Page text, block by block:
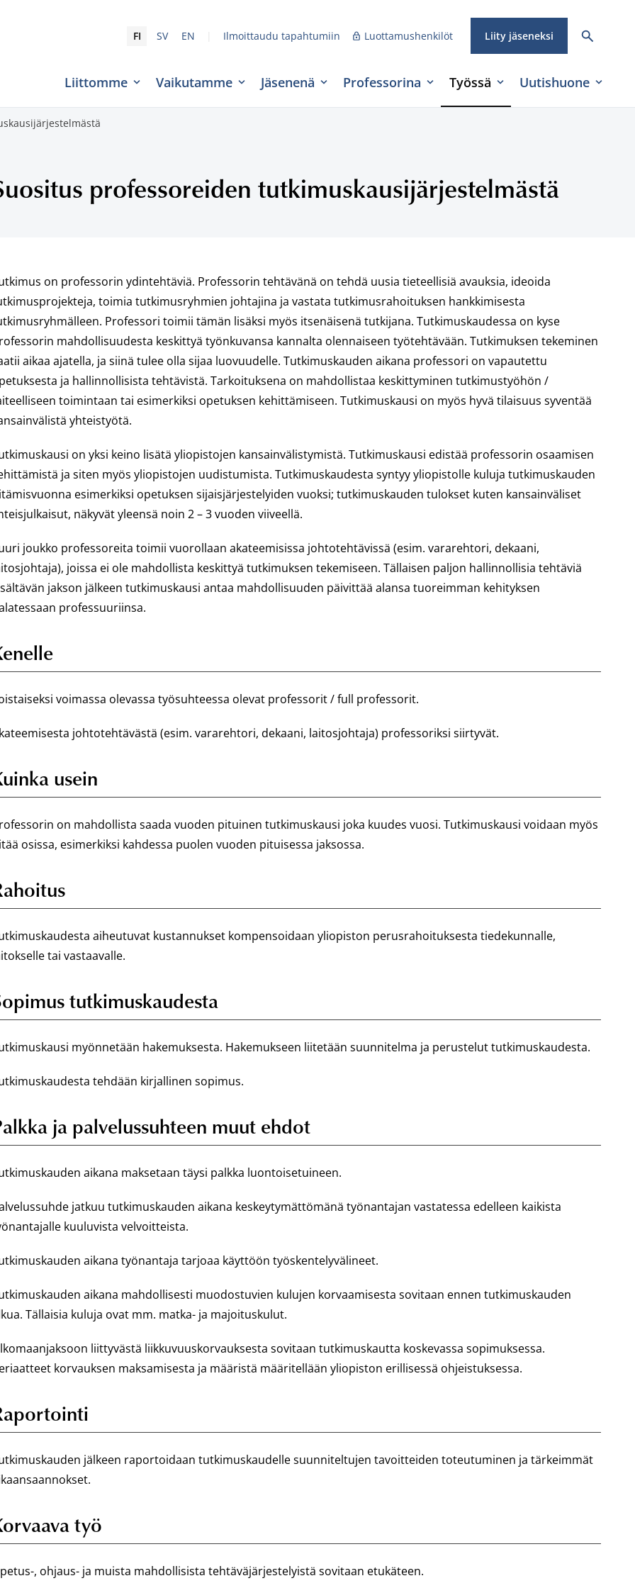
FI SV EN Ilmoittaudu tapahtumiin Luottamushenkilöt Liity jäseneksi
Liittomme Vaikutamme Jäsenenä Professorina Työssä Uutishuone
professoreiden tutkimuskausijärjestelmästä
on professorin ydintehtäviä. Professorin tehtävänä on tehdä uusia tieteellisiä avauksia, ideoida
toimia tutkimusryhmien johtajina ja vastata tutkimusrahoituksen hankkimisesta
Professori toimii tämän lisäksi myös itsenäisenä tutkijana. Tutkimuskaudessa on kyse
mahdollisuudesta keskittyä työnkuvansa kannalta olennaiseen työtehtävään. Tutkimuksen tekeminen
aikaa ajatella, ja siinä tulee olla sijaa luovuudelle. Tutkimuskauden aikana professori on vapautettu
ja hallinnollisista tehtävistä. Tarkoituksena on mahdollistaa keskittyminen tutkimustyöhön /
toimintaan tai esimerkiksi opetuksen kehittämiseen. Tutkimuskausi on myös hyvä tilaisuus syventää
yhteistyötä.
on yksi keino lisätä yliopistojen kansainvälistymistä. Tutkimuskausi edistää professorin osaamisen
ja siten myös yliopistojen uudistumista. Tutkimuskaudesta syntyy yliopistolle kuluja tutkimuskauden
esimerkiksi opetuksen sijaisjärjestelyiden vuoksi; tutkimuskauden tulokset kuten kansainväliset
näkyvät yleensä noin 2 – 3 vuoden viiveellä.
joukko professoreita toimii vuorollaan akateemisissa johtotehtävissä (esim. vararehtori, dekaani,
joissa ei ole mahdollista keskittyä tutkimuksen tekemiseen. Tällaisen paljon hallinnollisia tehtäviä
jakson jälkeen tutkimuskausi antaa mahdollisuuden päivittää alansa tuoreimman kehityksen
professuuriinsa.
voimassa olevassa työsuhteessa olevat professorit / full professorit.
johtotehtävästä (esim. vararehtori, dekaani, laitosjohtaja) professoriksi siirtyvät.
usein
on mahdollista saada vuoden pituinen tutkimuskausi joka kuudes vuosi. Tutkimuskausi voidaan myös
osissa, esimerkiksi kahdessa puolen vuoden pituisessa jaksossa.
aiheutuvat kustannukset kompensoidaan yliopiston perusrahoituksesta tiedekunnalle,
tai vastaavalle.
tutkimuskaudesta
myönnetään hakemuksesta. Hakemukseen liitetään suunnitelma ja perustelut tutkimuskaudesta.
tehdään kirjallinen sopimus.
ja palvelussuhteen muut ehdot
aikana maksetaan täysi palkka luontoisetuineen.
jatkuu tutkimuskauden aikana keskeytymättömänä työnantajan vastatessa edelleen kaikista
kuuluvista velvoitteista.
aikana työnantaja tarjoaa käyttöön työskentelyvälineet.
aikana mahdollisesti muodostuvien kulujen korvaamisesta sovitaan ennen tutkimuskauden
Tällaisia kuluja ovat mm. matka- ja majoituskulut.
liittyvästä liikkuvuuskorvauksesta sovitaan tutkimuskautta koskevassa sopimuksessa.
korvauksen maksamisesta ja määristä määritellään yliopiston erillisessä ohjeistuksessa.
jälkeen raportoidaan tutkimuskaudelle suunniteltujen tavoitteiden toteutuminen ja tärkeimmät
työ
, ohjaus- ja muista mahdollisista tehtäväjärjestelyistä sovitaan etukäteen.